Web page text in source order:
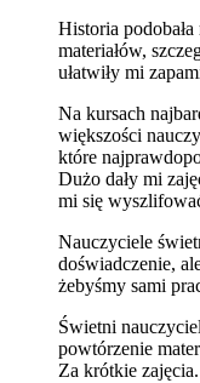
Historia
materiałów,
ułatwiły mi
Na kursach
większości
które
Dużo dały mi
mi się
Nauczyciele
doświadczenie,
żebyśmy sami
Świetni
powtórzenie
Za krótkie zajęcia.